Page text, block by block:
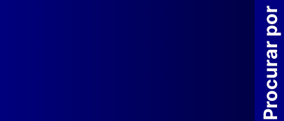
Procurar por